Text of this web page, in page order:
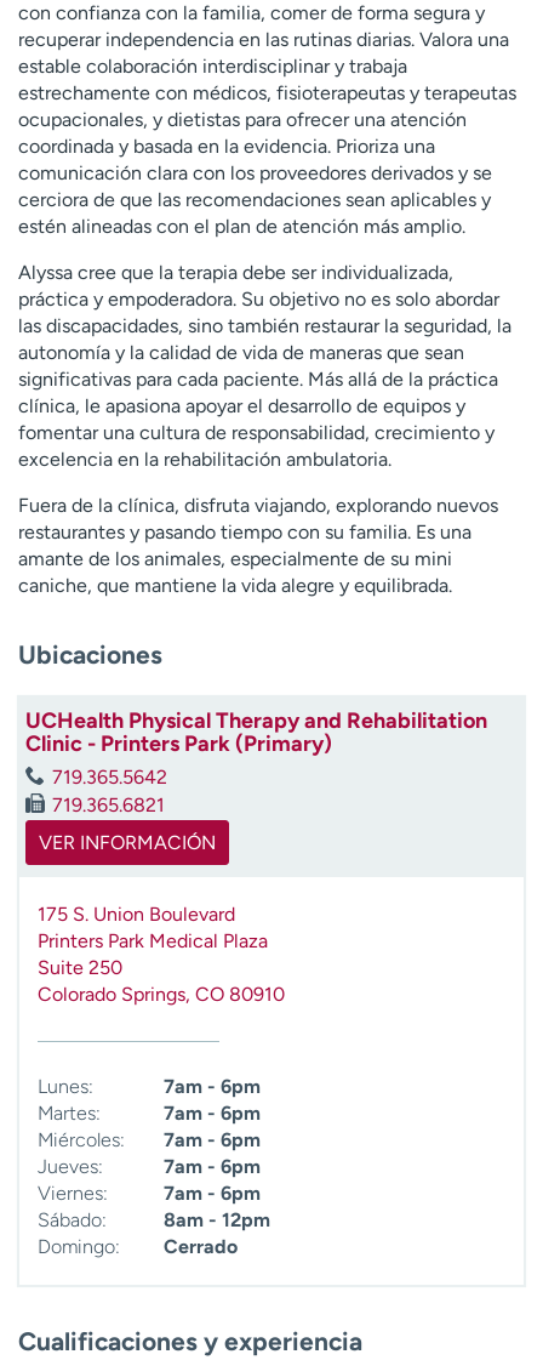
con confianza con la familia, comer de forma segura y
recuperar independencia en las rutinas diarias. Valora una
estable colaboración interdisciplinar y trabaja
estrechamente con médicos, fisioterapeutas y terapeutas
ocupacionales, y dietistas para ofrecer una atención
coordinada y basada en la evidencia. Prioriza una
comunicación clara con los proveedores derivados y se
cerciora de que las recomendaciones sean aplicables y
estén alineadas con el plan de atención más amplio.
Alyssa cree que la terapia debe ser individualizada,
práctica y empoderadora. Su objetivo no es solo abordar
las discapacidades, sino también restaurar la seguridad, la
autonomía y la calidad de vida de maneras que sean
significativas para cada paciente. Más allá de la práctica
clínica, le apasiona apoyar el desarrollo de equipos y
fomentar una cultura de responsabilidad, crecimiento y
excelencia en la rehabilitación ambulatoria.
Fuera de la clínica, disfruta viajando, explorando nuevos
restaurantes y pasando tiempo con su familia. Es una
amante de los animales, especialmente de su mini
caniche, que mantiene la vida alegre y equilibrada.
Ubicaciones
UCHealth Physical Therapy and Rehabilitation
Clinic - Printers Park (Primary)
719.365.5642
719.365.6821
VER INFORMACIÓN
175 S. Union Boulevard
Printers Park Medical Plaza
Suite 250
Colorado Springs, CO 80910
Lunes:
7am - 6pm
Martes:
7am - 6pm
Miércoles:
7am - 6pm
Jueves:
7am - 6pm
Viernes:
7am - 6pm
Sábado:
8am - 12pm
Domingo:
Cerrado
Cualificaciones y experiencia